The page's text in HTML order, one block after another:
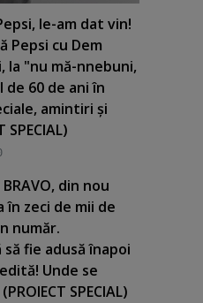
le-am dat vin!
Pepsi cu Dem
la "nu mă-nnebuni,
de 60 de ani în
amintiri şi
din nou
în zeci de mii de
număr.
fie adusă înapoi
Unde se
SPECIAL)